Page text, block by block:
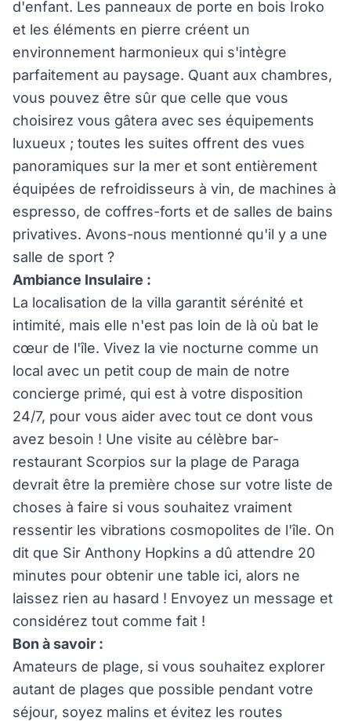
d'enfant. Les panneaux de porte en bois Iroko
et les éléments en pierre créent un
environnement harmonieux qui s'intègre
parfaitement au paysage. Quant aux chambres,
vous pouvez être sûr que celle que vous
choisirez vous gâtera avec ses équipements
luxueux ; toutes les suites offrent des vues
panoramiques sur la mer et sont entièrement
équipées de refroidisseurs à vin, de machines à
espresso, de coffres-forts et de salles de bains
privatives. Avons-nous mentionné qu'il y a une
salle de sport ?
Ambiance Insulaire :
La localisation de la villa garantit sérénité et
intimité, mais elle n'est pas loin de là où bat le
cœur de l'île. Vivez la vie nocturne comme un
local avec un petit coup de main de notre
concierge primé, qui est à votre disposition
24/7, pour vous aider avec tout ce dont vous
avez besoin ! Une visite au célèbre bar-
restaurant Scorpios sur la plage de Paraga
devrait être la première chose sur votre liste de
choses à faire si vous souhaitez vraiment
ressentir les vibrations cosmopolites de l'île. On
dit que Sir Anthony Hopkins a dû attendre 20
minutes pour obtenir une table ici, alors ne
laissez rien au hasard ! Envoyez un message et
considérez tout comme fait !
Bon à savoir :
Amateurs de plage, si vous souhaitez explorer
autant de plages que possible pendant votre
séjour, soyez malins et évitez les routes